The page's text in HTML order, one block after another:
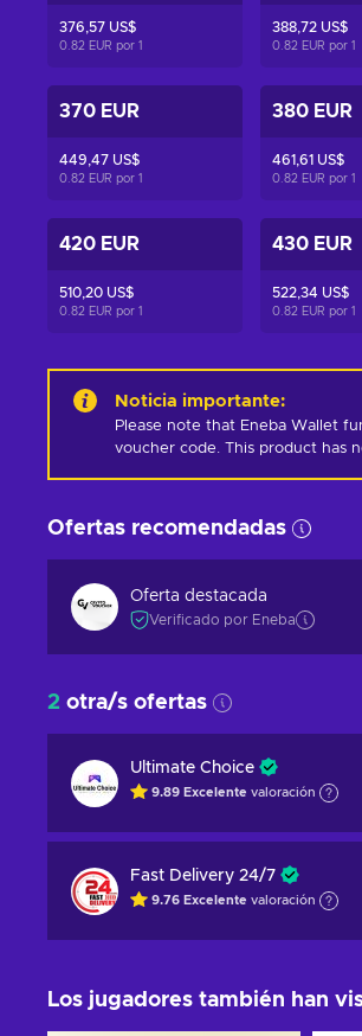
376,57 US$
0.82 EUR por 1
388,72 US$
0.82 EUR por 1
370 EUR
449,47 US$
0.82 EUR por 1
380 EUR
461,61 US$
0.82 EUR por 1
420 EUR
510,20 US$
0.82 EUR por 1
430 EUR
522,34 US$
0.82 EUR por 1
Noticia importante:
Please note that Eneba Wallet
voucher code. This product has
Ofertas recomendadas
Oferta destacada
Verificado por Eneba
2 otra/s ofertas
Ultimate Choice
9.89 Excelente valoración
Fast Delivery 24/7
9.76 Excelente valoración
Los jugadores también han